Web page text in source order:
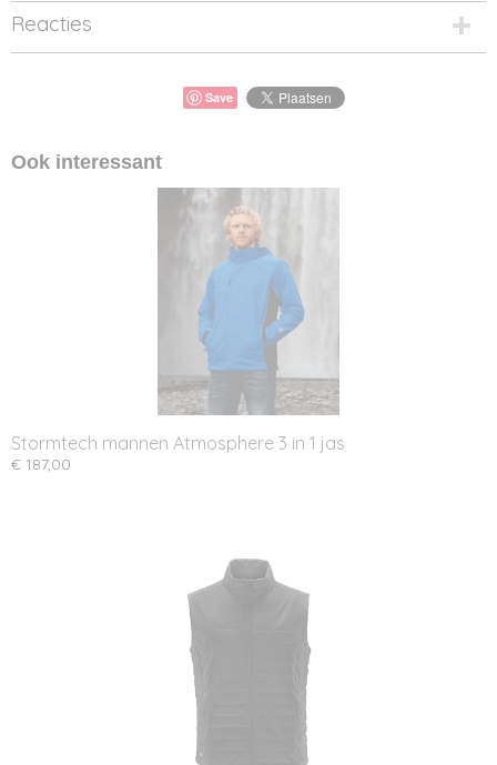
Reacties
Save
Ook interessant
Stormtech mannen Atmosphere 3 in 1 jas
€ 187,00